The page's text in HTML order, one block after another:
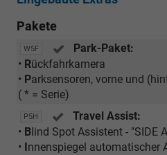
Pakete
W5F
Park-Paket:
• Rückfahrkamera
• Parksensoren, vorne und
( * = Serie)
P5H
Travel Assist:
• B lind Spot Assistent - "SIDE
• nnenspiegel automatischer